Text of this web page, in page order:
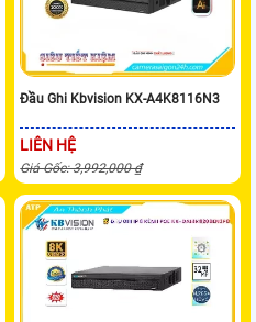
Đầu Ghi Kbvision KX-A4K8116N3
LIÊN HỆ
Giá Gốc: 3,992,000 ₫